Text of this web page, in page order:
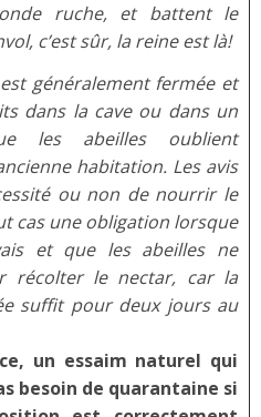
ruche, et battent le
c’est sûr, la reine est là!
généralement fermée et
dans la cave ou dans un
les abeilles oublient
habitation. Les avis
ou non de nourrir le
cas une obligation lorsque
et que les abeilles ne
récolter le nectar, car la
suffit pour deux jours au
un essaim naturel qui
besoin de quarantaine si